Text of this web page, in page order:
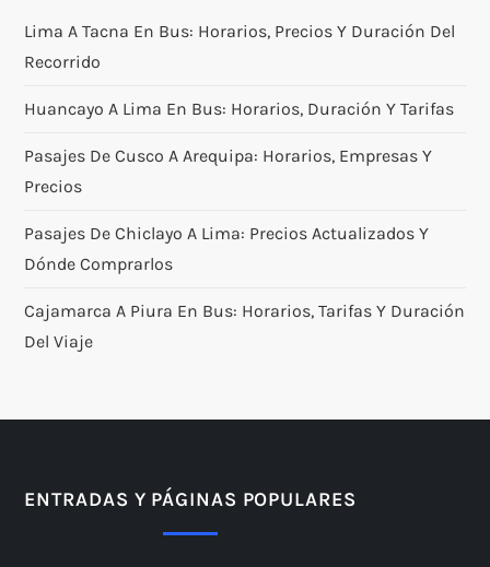
Lima A Tacna En Bus: Horarios, Precios Y Duración Del
Recorrido
Huancayo A Lima En Bus: Horarios, Duración Y Tarifas
Pasajes De Cusco A Arequipa: Horarios, Empresas Y
Precios
Pasajes De Chiclayo A Lima: Precios Actualizados Y
Dónde Comprarlos
Cajamarca A Piura En Bus: Horarios, Tarifas Y Duración
Del Viaje
ENTRADAS Y PÁGINAS POPULARES